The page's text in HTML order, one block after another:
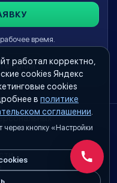
время.
Telegram
работал корректно,
cookies Яндекс
cookies
в политике
соглашении
кнопку «Настройки